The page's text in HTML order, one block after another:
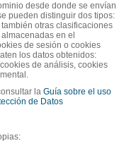
desde donde se envían
pueden distinguir dos tipos:
otras clasificaciones
en el
de sesión o cookies
los datos obtenidos:
de análisis, cookies
la Guía sobre el uso
de Datos